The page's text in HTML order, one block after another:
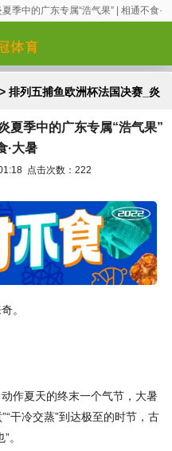
季中的广东专属“浩气果” | 相通不食·
> 排列五捕鱼欧洲杯法国决赛_炎
食·大暑
夏季中的广东专属“浩气果”
·大暑
点击次数：222
。
作夏天的终末一个气节，大暑
干冷交蒸”到达极至的时节，古
。